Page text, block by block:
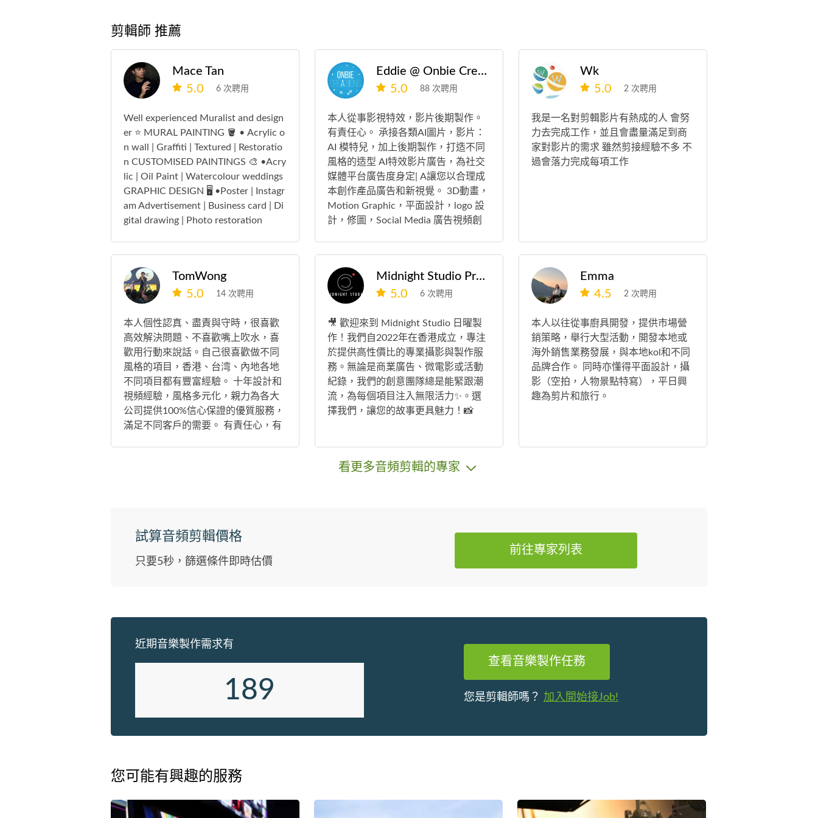
剪輯師 推薦
Mace Tan
5.0
6 次聘用
Well experienced Muralist and design
er ⭐️ MURAL PAINTING 🪣 • Acrylic o
n wall | Graffiti | Textured | Restoratio
n CUSTOMISED PAINTINGS 🎨 •Acry
lic | Oil Paint | Watercolour weddings
GRAPHIC DESIGN 🖥️ •Poster | Instagr
am Advertisement | Business card | Di
gital drawing | Photo restoration
Eddie @ Onbie Creations
5.0
88 次聘用
本人從事影視特效，影片後期製作。
有責任心。 𠄘接各類AI圖片，影片：
AI 模特兒，加上後期製作，打造不同
風格的造型 AI特效影片廣告，為社交
媒體平台廣告度身定| A讓您以合理成
本創作產品廣告和新視覺。 3D動畫，
Motion Graphic，平面設計，logo 設
計，修圖，Social Media 廣告視頻創
提供公司報價單，只能提供個人報價
單。
Wk
5.0
2 次聘用
我是一名對剪輯影片有熱成的人 會努
力去完成工作，並且會盡量滿足到商
家對影片的需求 雖然剪接經驗不多 不
過會落力完成每項工作
TomWong
5.0
14 次聘用
本人個性認真、盡責與守時，很喜歡
高效解決問題、不喜歡嘴上吹水，喜
歡用行動來說話。自己很喜歡做不同
風格的項目，香港、台湾、內地各地
不同項目都有豐富經驗。 十年設計和
視頻經驗，風格多元化，親力為各大
公司提供100%信心保證的優質服務，
滿足不同客戶的需要。 有責任心，有
Midnight Studio Production LTD
5.0
6 次聘用
🎥 歡迎來到 Midnight Studio 日曜製
作！我們自2022年在香港成立，專注
於提供高性價比的專業攝影與製作服
務。無論是商業廣告、微電影或活動
紀錄，我們的創意團隊總是能緊跟潮
流，為每個項目注入無限活力✨。選
擇我們，讓您的故事更具魅力！📸
Emma
4.5
2 次聘用
本人以往從事廚具開發，提供市場營
銷策略，舉行大型活動，開發本地或
海外銷售業務發展，與本地kol和不同
品牌合作。 同時亦懂得平面設計，攝
影（空拍，人物景點特寫），平日興
趣為剪片和旅行。
看更多音頻剪輯的專家
試算音頻剪輯價格
只要5秒，篩選條件即時估價
前往專家列表
近期音樂製作需求有
189
查看音樂製作任務
您是剪輯師嗎？ 加入開始接Job!
您可能有興趣的服務